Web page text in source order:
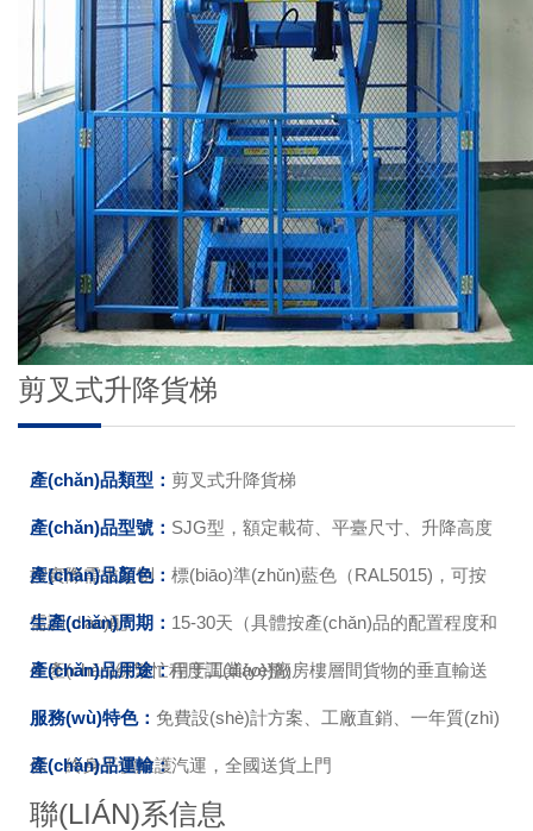
剪叉式升降貨梯
產(chǎn)品類型： 剪叉式升降貨梯
產(chǎn)品型號： SJG型，額定載荷、平臺尺寸、升降高度
按實際需求定制
產(chǎn)品顏色： 標(biāo)準(zhǔn)藍色（RAL5015)，可按
需調(diào)配
生產(chǎn)周期： 15-30天（具體按產(chǎn)品的配置程度和
生產(chǎn)線繁忙程度調(diào)整）
產(chǎn)品用途：用于工業(yè)廠房樓層間貨物的垂直輸送
服務(wù)特色： 免費設(shè)計方案、工廠直銷、一年質(zhì)
保、終身平價維護
產(chǎn)品運輸：汽運，全國送貨上門
聯(LIÁN)系信息